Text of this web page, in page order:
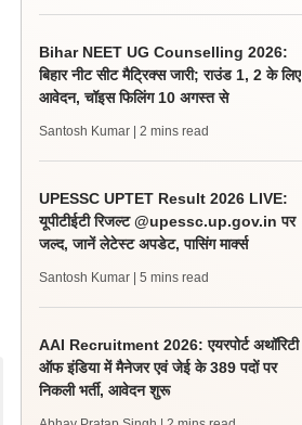
Bihar NEET UG Counselling 2026:
बिहार नीट सीट मैट्रिक्स जारी; राउंड 1, 2 के लिए
आवेदन, चॉइस फिलिंग 10 अगस्त से
Santosh Kumar | 2 mins read
UPESSC UPTET Result 2026 LIVE:
यूपीटीईटी रिजल्ट @upessc.up.gov.in पर
जल्द, जानें लेटेस्ट अपडेट, पासिंग मार्क्स
Santosh Kumar | 5 mins read
AAI Recruitment 2026: एयरपोर्ट अथॉरिटी
ऑफ इंडिया में मैनेजर एवं जेई के 389 पदों पर
निकली भर्ती, आवेदन शुरू